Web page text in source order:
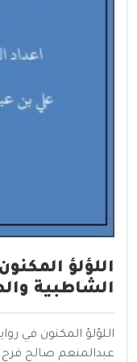
اللؤلؤ
الشاطبية
اللؤلؤ المكنون في
عبدالمنعم صالح فرج